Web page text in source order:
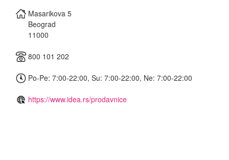
Masarikova 5
Beograd
11000
800 101 202
Po-Pe: 7:00-22:00, Su: 7:00-22:00, Ne: 7:00-22:00
https://www.idea.rs/prodavnice